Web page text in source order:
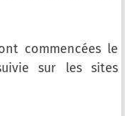
commencées le
sur les sites